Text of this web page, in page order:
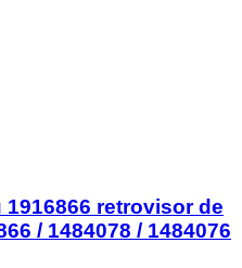
retrovisor de
/ 1484078 / 1484076